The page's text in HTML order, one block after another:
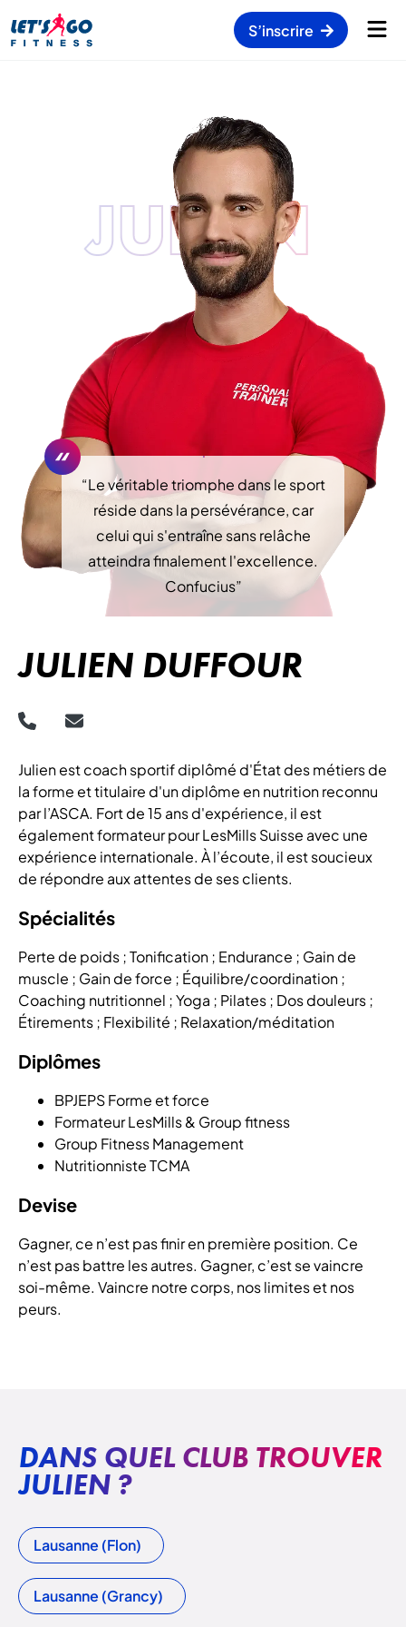
S’inscrire
JULIEN
“Le véritable triomphe dans le sport
réside dans la persévérance, car
celui qui s'entraîne sans relâche
atteindra finalement l'excellence.
Confucius”
JULIEN DUFFOUR
Julien est coach sportif diplômé d'État des métiers de
la forme et titulaire d'un diplôme en nutrition reconnu
par l’ASCA. Fort de 15 ans d'expérience, il est
également formateur pour LesMills Suisse avec une
expérience internationale. À l’écoute, il est soucieux
de répondre aux attentes de ses clients.
Spécialités
Perte de poids ; Tonification ; Endurance ; Gain de
muscle ; Gain de force ; Équilibre/coordination ;
Coaching nutritionnel ; Yoga ; Pilates ; Dos douleurs ;
Étirements ; Flexibilité ; Relaxation/méditation
Diplômes
BPJEPS Forme et force
Formateur LesMills & Group fitness
Group Fitness Management
Nutritionniste TCMA
Devise
Gagner, ce n’est pas finir en première position. Ce
n’est pas battre les autres. Gagner, c’est se vaincre
soi-même. Vaincre notre corps, nos limites et nos
peurs.
DANS QUEL CLUB TROUVER
JULIEN ?
Lausanne (Flon)
Lausanne (Grancy)